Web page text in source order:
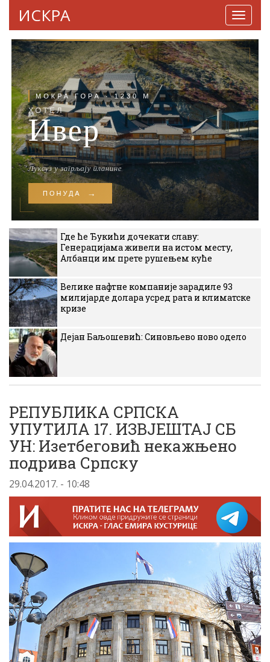
ИСКРА
Где ће Ђукићи дочекати славу:
Генерацијама живели на истом месту,
Албанци им прете рушењем куће
Велике нафтне компаније зарадиле 93
милијарде долара усред рата и климатске
кризе
Дејан Баљошевић: Синовљево ново одело
РЕПУБЛИКА СРПСКА
УПУТИЛА 17. ИЗВЈЕШТАЈ СБ
УН: Изетбеговић некажњено
подрива Српску
29.04.2017. - 10:48